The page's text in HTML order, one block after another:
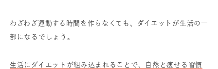
わざわざ運動する時間を作らなくても、ダイエットが生活の一
部になるでしょう。
生活にダイエットが組み込まれることで、自然と痩せる習慣